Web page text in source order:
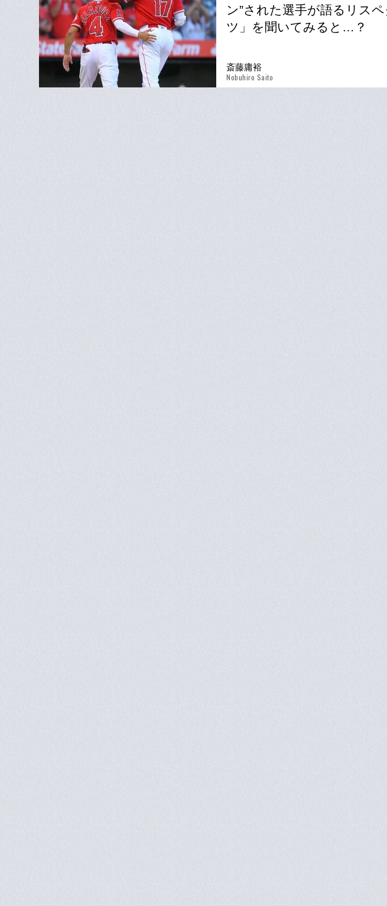
ン”された選手が語るリス
ツ」を聞いてみると…？
斎藤庸裕
Nobuhiro Saito